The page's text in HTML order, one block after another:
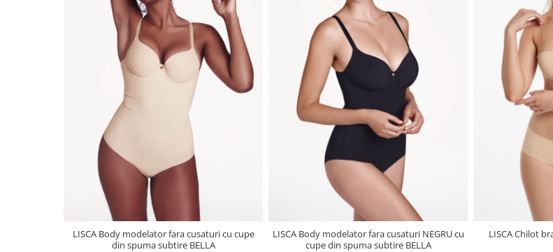
LISCA Body modelator fara cusaturi cu cupe
din spuma subtire BELLA
LISCA Body modelator fara cusaturi NEGRU cu
cupe din spuma subtire BELLA
LISCA Chilot